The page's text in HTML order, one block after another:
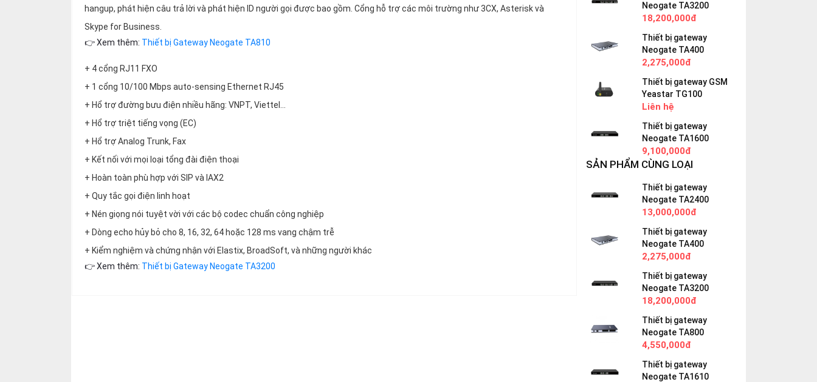
hangup, phát hiện câu trả lời và phát hiện ID người gọi được bao gồm. Cổng hỗ trợ các môi trường như 3CX, Asterisk và
Skype for Business.
👉 Xem thêm: Thiết bị Gateway Neogate TA810
+ 4 cổng RJ11 FXO
+ 1 cổng 10/100 Mbps auto-sensing Ethernet RJ45
+ Hổ trợ đường bưu điện nhiều hãng: VNPT, Viettel...
+ Hổ trợ triệt tiếng vọng (EC)
+ Hổ trợ Analog Trunk, Fax
+ Kết nối với mọi loại tổng đài điện thoại
+ Hoàn toàn phù hợp với SIP và IAX2
+ Quy tắc gọi điện linh hoạt
+ Nén giọng nói tuyệt vời với các bộ codec chuẩn công nghiệp
+ Dòng echo hủy bỏ cho 8, 16, 32, 64 hoặc 128 ms vang chậm trễ
+ Kiểm nghiệm và chứng nhận với Elastix, BroadSoft, và những người khác
👉 Xem thêm: Thiết bị Gateway Neogate TA3200
Neogate TA3200
18,200,000đ
Thiết bị gateway
Neogate TA400
2,275,000đ
Thiết bị gateway GSM
Yeastar TG100
Liên hệ
Thiết bị gateway
Neogate TA1600
9,100,000đ
SẢN PHẨM CÙNG LOẠI
Thiết bị gateway
Neogate TA2400
13,000,000đ
Thiết bị gateway
Neogate TA400
2,275,000đ
Thiết bị gateway
Neogate TA3200
18,200,000đ
Thiết bị gateway
Neogate TA800
4,550,000đ
Thiết bị gateway
Neogate TA1610